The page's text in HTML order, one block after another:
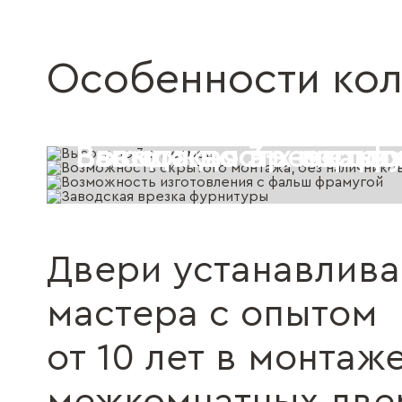
Особенности
Высота до 3-х
Возможность
Возможность
Заводская врезка
Двери
мастера с опытом
от 10 лет в